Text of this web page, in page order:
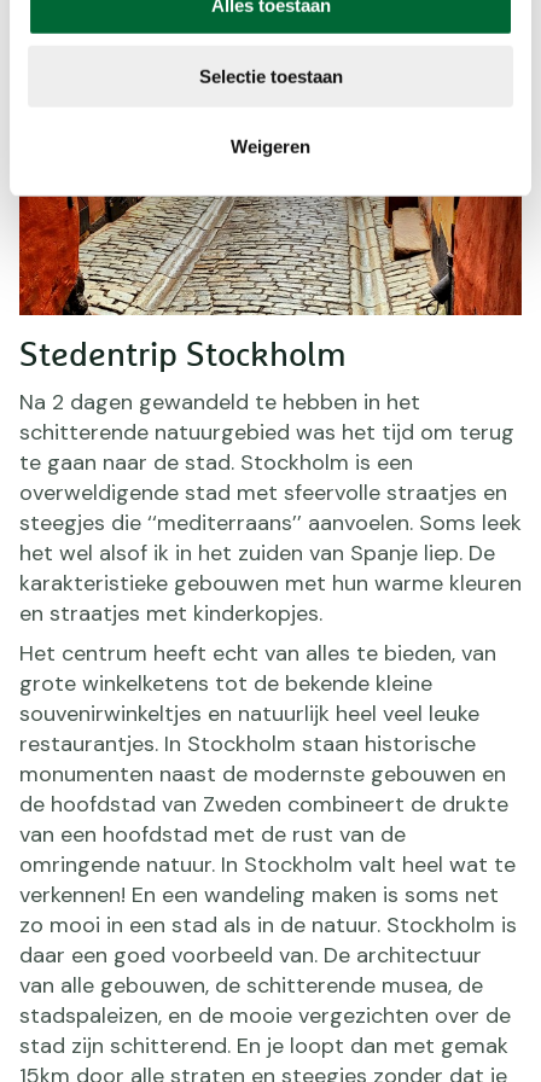
Alles toestaan
Selectie toestaan
Weigeren
Stedentrip Stockholm
Na 2 dagen gewandeld te hebben in het
schitterende natuurgebied was het tijd om terug
te gaan naar de stad. Stockholm is een
overweldigende stad met sfeervolle straatjes en
steegjes die ‘‘mediterraans’’ aanvoelen. Soms leek
het wel alsof ik in het zuiden van Spanje liep. De
karakteristieke gebouwen met hun warme kleuren
en straatjes met kinderkopjes.
Het centrum heeft echt van alles te bieden, van
grote winkelketens tot de bekende kleine
souvenirwinkeltjes en natuurlijk heel veel leuke
restaurantjes. In Stockholm staan historische
monumenten naast de modernste gebouwen en
de hoofdstad van Zweden combineert de drukte
van een hoofdstad met de rust van de
omringende natuur. In Stockholm valt heel wat te
verkennen! En een wandeling maken is soms net
zo mooi in een stad als in de natuur. Stockholm is
daar een goed voorbeeld van. De architectuur
van alle gebouwen, de schitterende musea, de
stadspaleizen, en de mooie vergezichten over de
stad zijn schitterend. En je loopt dan met gemak
15km door alle straten en steegjes zonder dat je